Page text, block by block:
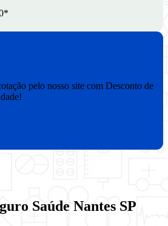
pelo nosso site com Desconto de
Saúde Nantes SP